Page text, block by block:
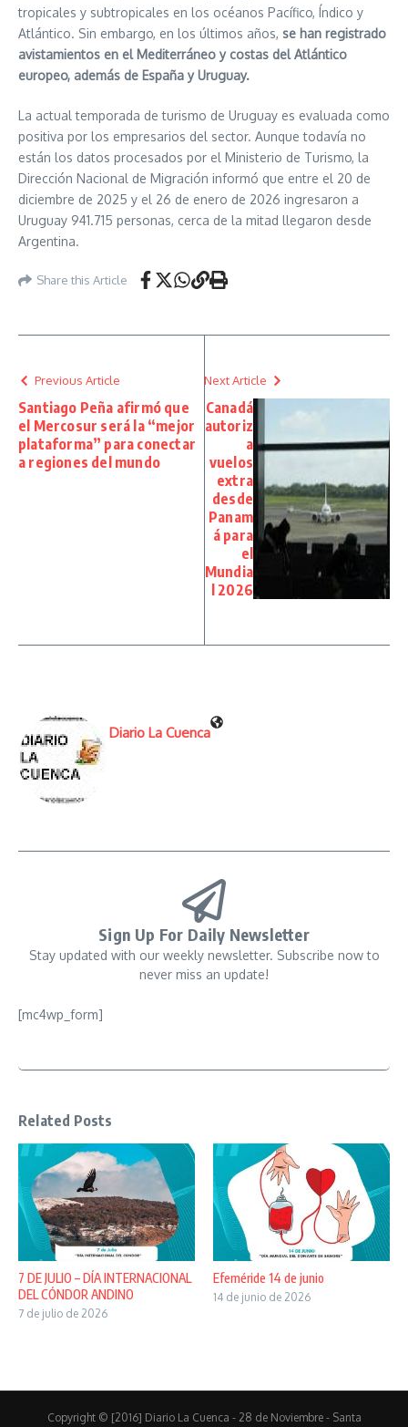
tropicales y subtropicales en los océanos Pacífico, Índico y
Atlántico. Sin embargo, en los últimos años, se han registrado
avistamientos en el Mediterráneo y costas del Atlántico
europeo, además de España y Uruguay.
La actual temporada de turismo de Uruguay es evaluada como
positiva por los empresarios del sector. Aunque todavía no
están los datos procesados por el Ministerio de Turismo, la
Dirección Nacional de Migración informó que entre el 20 de
diciembre de 2025 y el 26 de enero de 2026 ingresaron a
Uruguay 941.715 personas, cerca de la mitad llegaron desde
Argentina.
Share this Article
Previous Article
Santiago Peña afirmó que
el Mercosur será la “mejor
plataforma” para conectar
a regiones del mundo
Next Article
Canadá
autoriz
a
vuelos
extra
desde
Panam
á para
el
Mundia
l 2026
Diario La Cuenca
Sign Up For Daily Newsletter
Stay updated with our weekly newsletter. Subscribe now to
never miss an update!
[mc4wp_form]
Related Posts
7 DE JULIO – DÍA INTERNACIONAL
DEL CÓNDOR ANDINO
7 de julio de 2026
Efeméride 14 de junio
14 de junio de 2026
Copyright © [2016] Diario La Cuenca - 28 de Noviembre - Santa